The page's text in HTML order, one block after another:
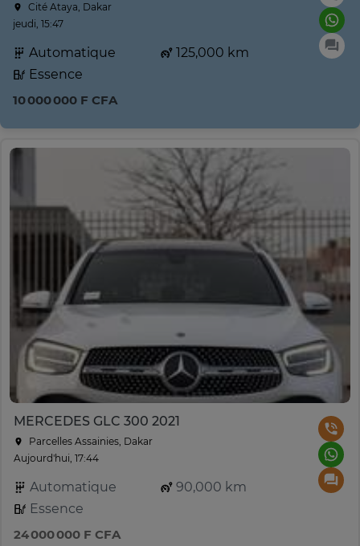
Cité Ataya, Dakar
jeudi, 15:47
Automatique
125,000 km
Essence
10 000 000 F CFA
MERCEDES GLC 300 2021
Parcelles Assainies, Dakar
Aujourd'hui, 17:44
Automatique
90,000 km
Essence
24 000 000 F CFA